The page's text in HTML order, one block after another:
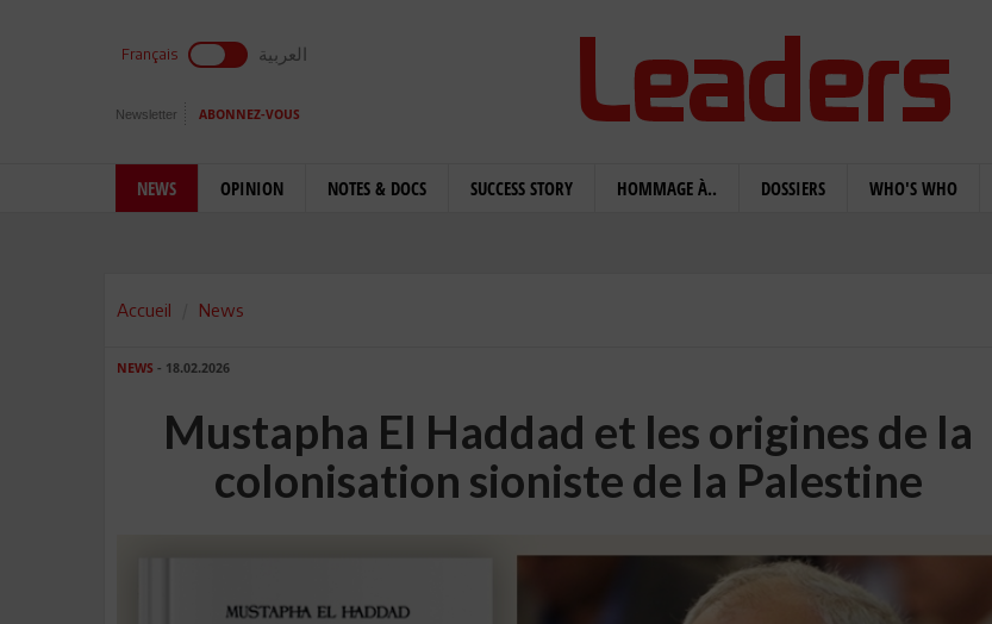
Français العربية
Newsletter ABONNEZ-VOUS
NEWS OPINION NOTES & DOCS SUCCESS STORY HOMMAGE À.. DOSSIERS WHO'S WHO
Accueil News
NEWS - 18.02.2026
Mustapha El Haddad et les origines de la
colonisation sioniste de la Palestine